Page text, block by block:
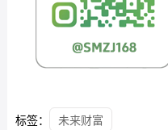
标签： 未来财富